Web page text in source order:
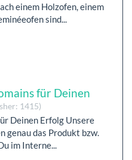
einem Holzofen, einem
sind...
für Deinen
1415)
Deinen Erfolg Unsere
genau das Produkt bzw.
im Interne...